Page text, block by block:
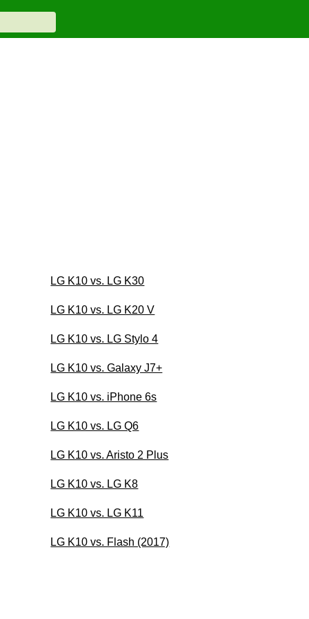
LG K10 vs. LG K30
LG K10 vs. LG K20 V
LG K10 vs. LG Stylo 4
LG K10 vs. Galaxy J7+
LG K10 vs. iPhone 6s
LG K10 vs. LG Q6
LG K10 vs. Aristo 2 Plus
LG K10 vs. LG K8
LG K10 vs. LG K11
LG K10 vs. Flash (2017)